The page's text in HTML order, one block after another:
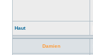
Haut
Damien